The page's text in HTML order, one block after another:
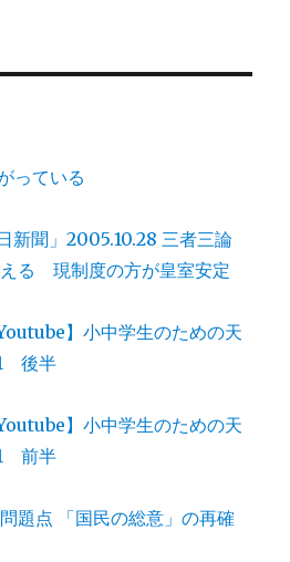
っている
新聞」2005.10.28 三者三論
る 現制度の方が皇室安定
】小中学生のための天
後半
】小中学生のための天
前半
題点 「国民の総意」の再確